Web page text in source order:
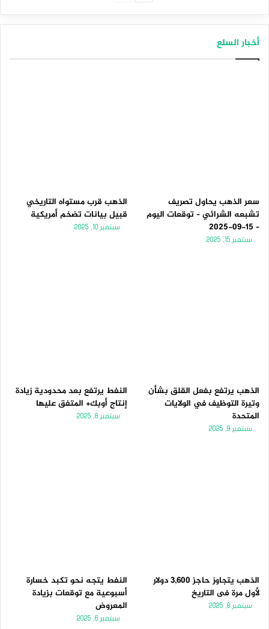
أخبار السلع
سعر الذهب يحاول تصريف
تشبعه الشرائي – توقعات اليوم
– 15-09-2025
سبتمبر 15, 2025
الذهب قرب مستواه التاريخي
قبيل بيانات تضخم أمريكية
سبتمبر 10, 2025
الذهب يرتفع بفعل القلق بشأن
وتيرة التوظيف في الولايات
المتحدة
سبتمبر 9, 2025
النفط يرتفع بعد محدودية زيادة
إنتاج أوبك+ المتفق عليها
سبتمبر 8, 2025
الذهب يتجاوز حاجز 3,600 دولار
لأول مرة فى التاريخ
سبتمبر 8, 2025
النفط يتجه نحو تكبد خسارة
أسبوعية مع توقعات بزيادة
المعروض
سبتمبر 6, 2025